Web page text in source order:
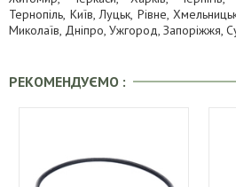
Тернопіль, Київ, Луцьк, Рівне,
Миколаїв, Дніпро, Ужгород, Запоріжжя,
РЕКОМЕНДУЄМО :